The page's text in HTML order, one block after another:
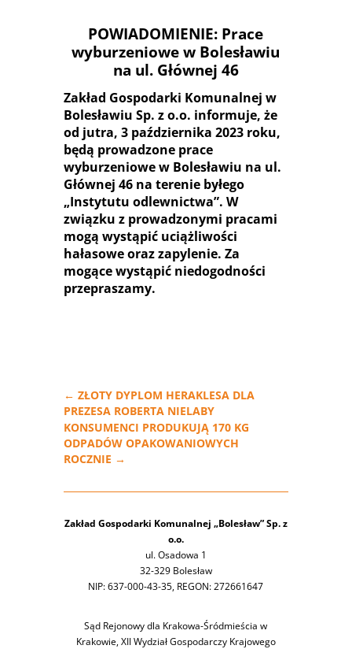
POWIADOMIENIE: Prace
wyburzeniowe w Bolesławiu
na ul. Głównej 46
Zakład Gospodarki Komunalnej w
Bolesławiu Sp. z o.o. informuje, że
od jutra, 3 października 2023 roku,
będą prowadzone prace
wyburzeniowe w Bolesławiu na ul.
Głównej 46 na terenie byłego
„Instytutu odlewnictwa”. W
związku z prowadzonymi pracami
mogą wystąpić uciążliwości
hałasowe oraz zapylenie. Za
mogące wystąpić niedogodności
przepraszamy.
← ZŁOTY DYPLOM HERAKLESA DLA
PREZESA ROBERTA NIELABY
KONSUMENCI PRODUKUJĄ 170 KG
ODPADÓW OPAKOWANIOWYCH
ROCZNIE →
Zakład Gospodarki Komunalnej „Bolesław” Sp. z
o.o.
ul. Osadowa 1
32-329 Bolesław
NIP: 637-000-43-35, REGON: 272661647
Sąd Rejonowy dla Krakowa-Śródmieścia w
Krakowie, XII Wydział Gospodarczy Krajowego